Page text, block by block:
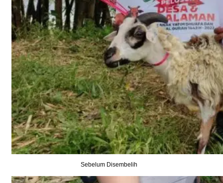
Sebelum Disembelih